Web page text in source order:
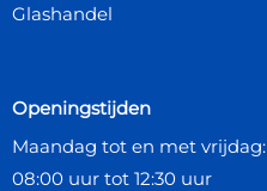
Glashandel
Openingstijden
Maandag tot en met vrijdag:
08:00 uur tot 12:30 uur